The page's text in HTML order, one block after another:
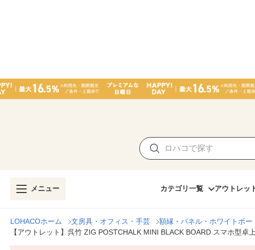
メニュー カテゴリ一覧 アウトレッ
LOHACOホーム 文房具・オフィス・手芸 額縁・パネル・ホワイトボー
【アウトレット】呉竹 ZIG POSTCHALK MINI BLACK BOARD スマホ型卓